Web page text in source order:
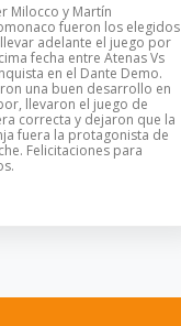
Milocco y Martín
fueron los elegidos
adelante el juego por
fecha entre Atenas Vs
en el Dante Demo.
una buen desarrollo en
llevaron el juego de
correcta y dejaron que la
fuera la protagonista de
Felicitaciones para